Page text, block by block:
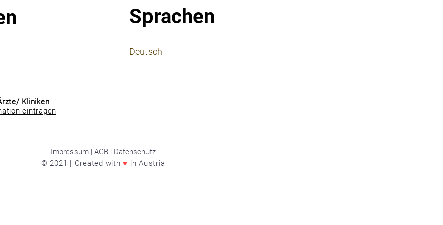
Sprachen
Deutsch
Kliniken
eintragen
Impressum | AGB | Datenschutz
© 2021 | Created with♥ in Austria